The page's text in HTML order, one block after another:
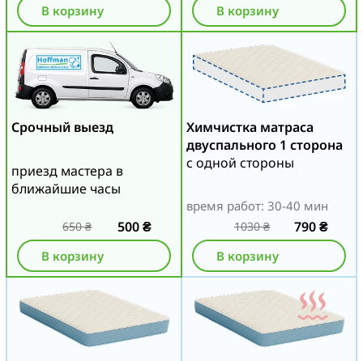
В корзину В корзину
Срочный выезд
приезд мастера в
ближайшие часы
650₴ 500₴
В корзину
Химчистка матраса
двуспального 1 сторона
с одной стороны
время работ: 30-40 мин
1030₴ 790₴
В корзину